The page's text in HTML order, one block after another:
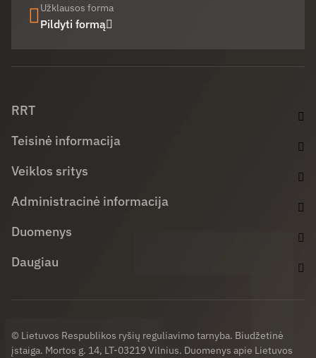
Užklausos forma
Pildyti formą
RRT
Teisinė informacija
Veiklos sritys
Administracinė informacija
Duomenys
Daugiau
© Lietuvos Respublikos ryšių reguliavimo tarnyba. Biudžetinė
įstaiga. Mortos g. 14, LT-03219 Vilnius. Duomenys apie Lietuvos